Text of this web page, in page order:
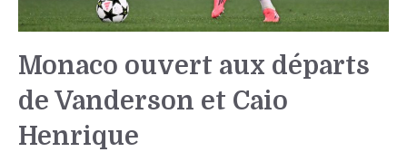
Monaco ouvert aux départs
de Vanderson et Caio
Henrique